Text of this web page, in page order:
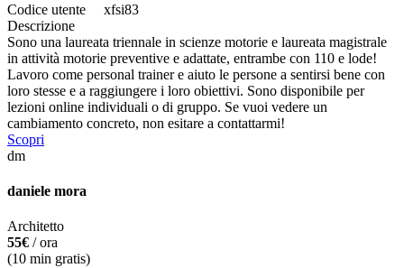
Codice utente
xfsi83
Descrizione
Sono una laureata triennale in scienze motorie e laureata magistrale
in attività motorie preventive e adattate, entrambe con 110 e lode!
Lavoro come personal trainer e aiuto le persone a sentirsi bene con
loro stesse e a raggiungere i loro obiettivi. Sono disponibile per
lezioni online individuali o di gruppo. Se vuoi vedere un
cambiamento concreto, non esitare a contattarmi!
Scopri
dm
daniele mora
Architetto
55€ / ora
(10 min gratis)